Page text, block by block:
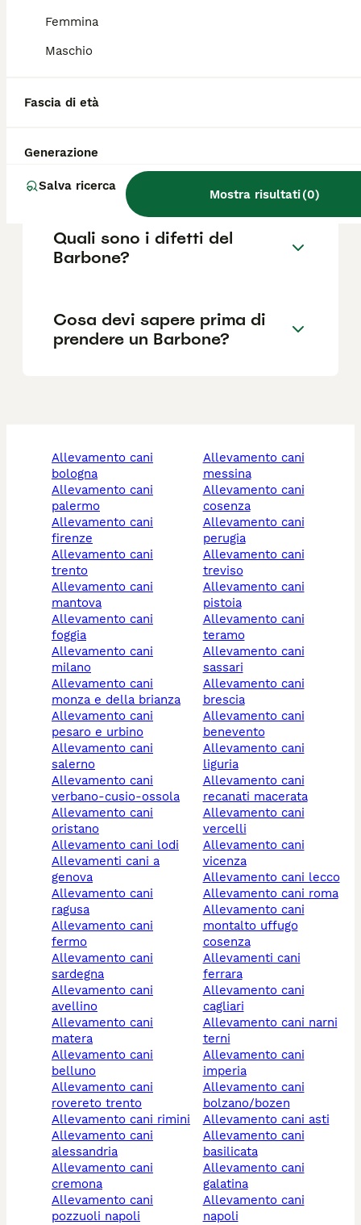
Femmina
Maschio
Fascia di età
Generazione
Salva ricerca
Mostra risultati(0)
dell'allevatore e la posizione.
Barbone?
Qual è il carattere del
Barbone?
Quali sono i difetti del
Barbone?
Cosa devi sapere prima di
prendere un Barbone?
allevamento cani
bologna
allevamento cani
palermo
allevamento cani
firenze
allevamento cani
trento
allevamento cani
mantova
allevamento cani
foggia
allevamento cani
milano
allevamento cani
monza e della brianza
allevamento cani
pesaro e urbino
allevamento cani
salerno
allevamento cani
verbano-cusio-ossola
allevamento cani
oristano
allevamento cani lodi
allevamenti cani a
genova
allevamento cani
ragusa
allevamento cani
fermo
allevamento cani
sardegna
allevamento cani
avellino
allevamento cani
matera
allevamento cani
belluno
allevamento cani
rovereto trento
allevamento cani rimini
allevamento cani
alessandria
allevamento cani
cremona
allevamento cani
pozzuoli napoli
allevamento cani
messina
allevamento cani
cosenza
allevamento cani
perugia
allevamento cani
treviso
allevamento cani
pistoia
allevamento cani
teramo
allevamento cani
sassari
allevamento cani
brescia
allevamento cani
benevento
allevamento cani
liguria
allevamento cani
recanati macerata
allevamento cani
vercelli
allevamento cani
vicenza
allevamento cani lecco
allevamento cani roma
allevamento cani
montalto uffugo
cosenza
allevamenti cani
ferrara
allevamento cani
cagliari
allevamento cani narni
terni
allevamento cani
imperia
allevamento cani
bolzano/bozen
allevamento cani asti
allevamento cani
basilicata
allevamento cani
galatina
allevamento cani
napoli